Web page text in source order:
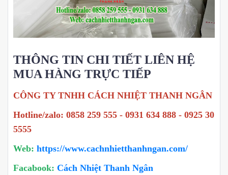
THÔNG TIN CHI TIẾT LIÊN HỆ
MUA HÀNG TRỰC TIẾP
CÔNG TY TNHH CÁCH NHIỆT THANH NGÂN
Hotline/zalo: 0858 259 555 - 0931 634 888 - 0925 30
5555
Web: https://www.cachnhietthanhngan.com/
Facabook: Cách Nhiệt Thanh Ngân